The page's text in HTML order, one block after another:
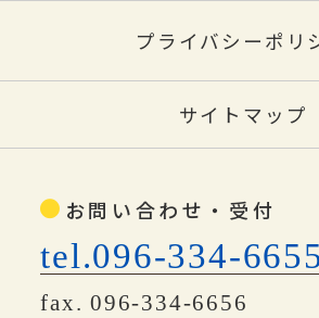
プライバシーポリ
サイトマップ
お問い合わせ・受付
tel.096-334-
fax. 096-334-6656